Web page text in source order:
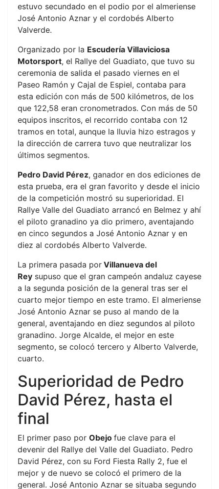
estuvo secundado en el podio por el almeriense
José Antonio Aznar y el cordobés Alberto
Valverde.
Organizado por la Escudería Villaviciosa
Motorsport, el Rallye del Guadiato, que tuvo su
ceremonia de salida el pasado viernes en el
Paseo Ramón y Cajal de Espiel, contaba para
esta edición con más de 500 kilómetros, de los
que 122,58 eran cronometrados. Con más de 50
equipos inscritos, el recorrido contaba con 12
tramos en total, aunque la lluvia hizo estragos y
la dirección de carrera tuvo que neutralizar los
últimos segmentos.
Pedro David Pérez, ganador en dos ediciones de
esta prueba, era el gran favorito y desde el inicio
de la competición mostró su superioridad. El
Rallye Valle del Guadiato arrancó en Belmez y ahí
el piloto granadino ya dio primero, aventajando
en cinco segundos a José Antonio Aznar y en
diez al cordobés Alberto Valverde.
La primera pasada por Villanueva del
Rey supuso que el gran campeón andaluz cayese
a la segunda posición de la general tras ser el
cuarto mejor tiempo en este tramo. El almeriense
José Antonio Aznar se puso al mando de la
general, aventajando en diez segundos al piloto
granadino. Jorge Alcalde, el mejor en este
segmento, se colocó tercero y Alberto Valverde,
cuarto.
Superioridad de Pedro
David Pérez, hasta el
final
El primer paso por Obejo fue clave para el
devenir del Rallye del Valle del Guadiato. Pedro
David Pérez, con su Ford Fiesta Rally 2, fue el
mejor y de nuevo se colocó el primero de la
general. José Antonio Aznar se situaba segundo